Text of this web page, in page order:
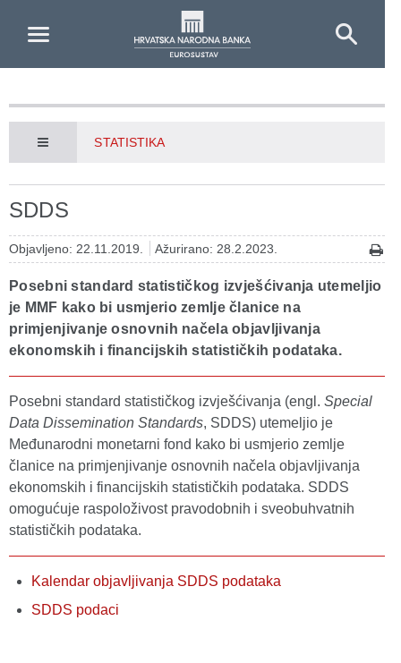
STATISTIKA
SDDS
Objavljeno: 22.11.2019. Ažurirano: 28.2.2023.
Posebni standard statističkog izvješćivanja utemeljio
je MMF kako bi usmjerio zemlje članice na
primjenjivanje osnovnih načela objavljivanja
ekonomskih i financijskih statističkih podataka.
Posebni standard statističkog izvješćivanja (engl. Special
Data Dissemination Standards, SDDS) utemeljio je
Međunarodni monetarni fond kako bi usmjerio zemlje
članice na primjenjivanje osnovnih načela objavljivanja
ekonomskih i financijskih statističkih podataka. SDDS
omogućuje raspoloživost pravodobnih i sveobuhvatnih
statističkih podataka.
Kalendar objavljivanja SDDS podataka
SDDS podaci